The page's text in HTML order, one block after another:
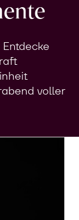
voller